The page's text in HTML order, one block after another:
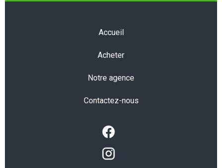
Accueil
Acheter
Notre agence
Contactez-nous